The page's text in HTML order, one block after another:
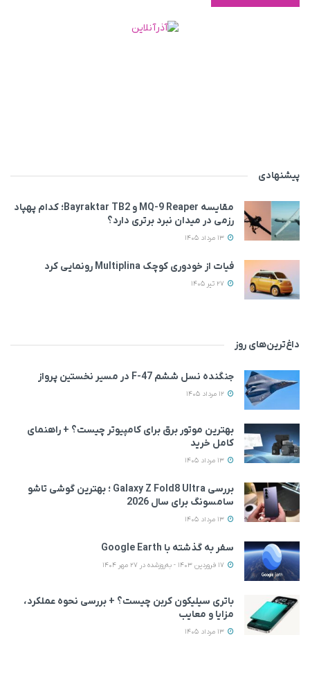
پیشنهادی
مقایسه MQ-9 Reaper و Bayraktar TB2؛ کدام پهپاد
رزمی در میدان نبرد برتری دارد؟
فیات از خودوری کوچک Multiplina رونمایی کرد
داغ‌ترین‌های روز
جنگنده نسل ششم F-47 در مسیر نخستین پرواز
بهترین موتور برق برای کامپیوتر چیست؟ + راهنمای
کامل خرید
بررسی Galaxy Z Fold8 Ultra ؛ بهترین گوشی تاشو
سامسونگ برای سال 2026
سفر به گذشته با Google Earth
باتری سیلیکون کربن چیست؟ + بررسی نحوه عملکرد،
مزایا و معایب